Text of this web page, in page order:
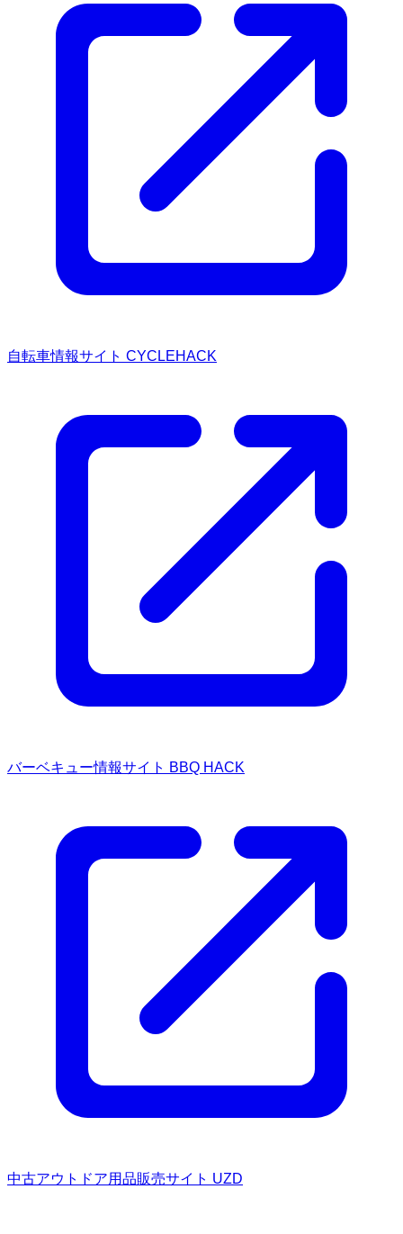
自転車情報サイト CYCLEHACK
バーベキュー情報サイト BBQ HACK
中古アウトドア用品販売サイト UZD